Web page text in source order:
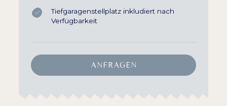
Tiefgaragenstellplatz inkludiert nach
Verfügbarkeit
ANFRAGEN